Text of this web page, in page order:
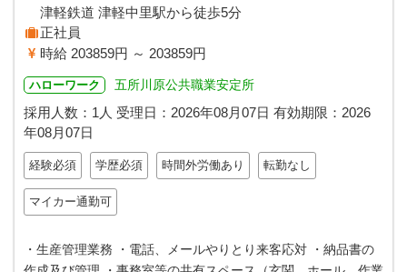
津軽鉄道 津軽中里駅から徒歩5分
正社員
時給 203859円 ～ 203859円
ハローワーク 五所川原公共職業安定所
採用人数：1人 受理日： 2026年08月07日 有効期限： 2026
年08月07日
経験必須 学歴必須 時間外労働あり 転勤なし
マイカー通勤可
・生産管理業務 ・電話、メールやりとり来客応対 ・納品書の